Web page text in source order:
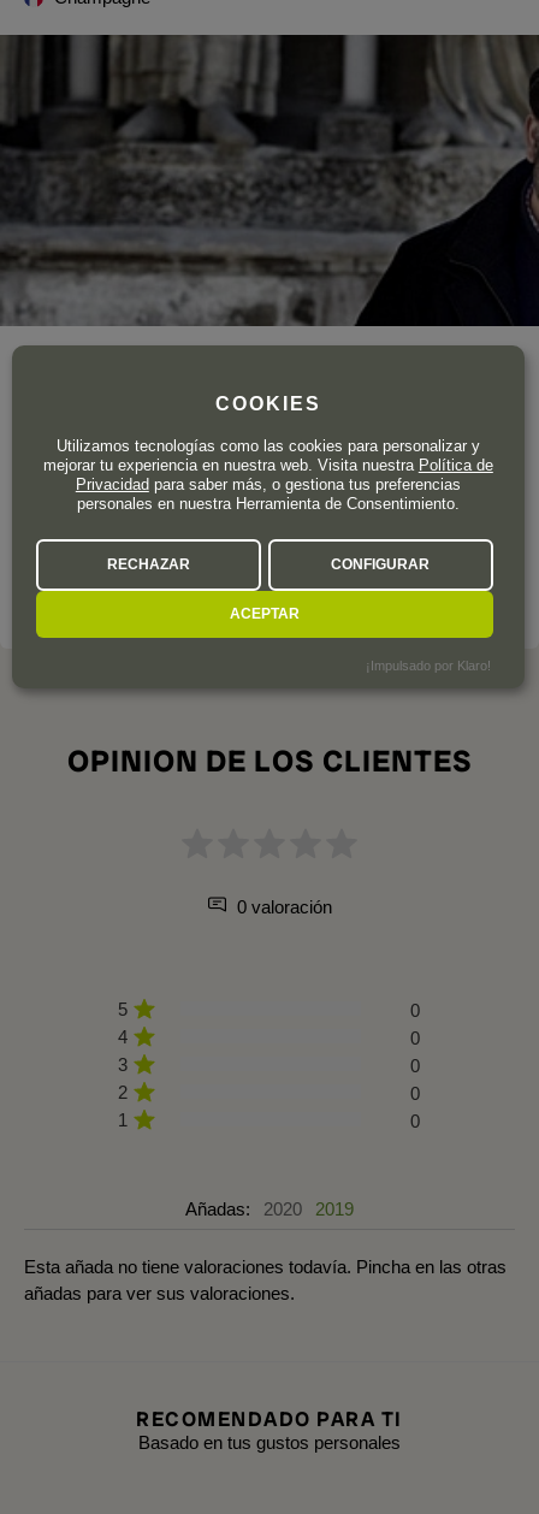
Superficie total de viñedo
2 ha.
La familia Laval elabora champagne desde hace cuatro
generaciones. En la actualidad, Vincent Laval, hijo del
desde 1996.
OPINION DE LOS CLIENTES
0 valoración
5
0
4
0
3
0
2
0
1
0
Añadas: 2020 2019
Esta añada no tiene valoraciones todavía. Pincha en las otras
añadas para ver sus valoraciones.
RECOMENDADO PARA TI
Basado en tus gustos personales
COOKIES
Utilizamos tecnologías como las cookies para personalizar y
mejorar tu experiencia en nuestra web. Visita nuestra Política de
Privacidadpara saber más, o gestiona tus preferencias
personales en nuestra Herramienta de Consentimiento.
RECHAZAR CONFIGURAR
ACEPTAR
¡Impulsado por Klaro!